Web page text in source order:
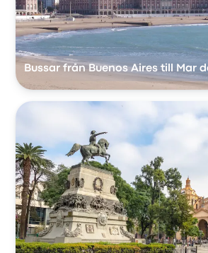
Bussar från Buenos Aires till Mar